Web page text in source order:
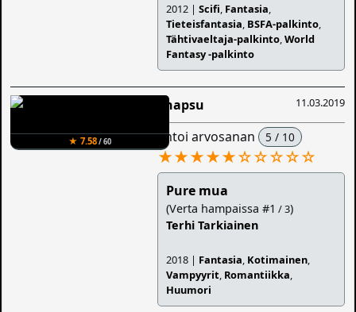
2012 |Scifi, Fantasia,
Tieteisfantasia, BSFA-palkinto,
Tähtivaeltaja-palkinto,World
Fantasy -palkinto
★ 7.58/ 60
11.03.2019
Snapsu
antoi arvosanan 5 / 10
★★★★★☆☆☆☆☆
Pure mua
(Verta hampaissa #1 / 3)
Terhi Tarkiainen
2018 | Fantasia, Kotimainen,
Vampyyrit, Romantiikka,
Huumori